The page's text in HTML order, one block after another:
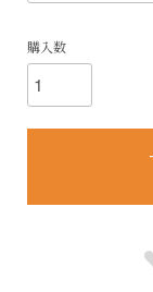
購入数